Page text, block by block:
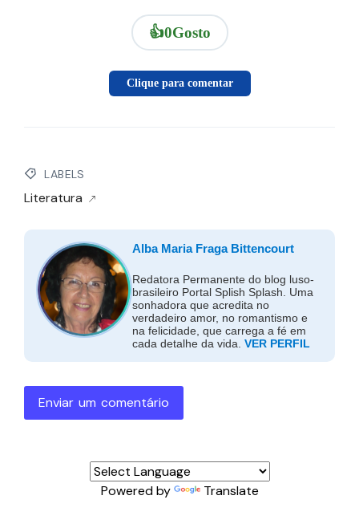
👍0Gosto
Clique para comentar
LABELS
Literatura
Alba Maria Fraga Bittencourt
Redatora Permanente do blog luso-
brasileiro Portal Splish Splash. Uma
sonhadora que acredita no
verdadeiro amor, no romantismo e
na felicidade, que carrega a fé em
cada detalhe da vida. VER PERFIL
Enviar um comentário
Powered by Translate